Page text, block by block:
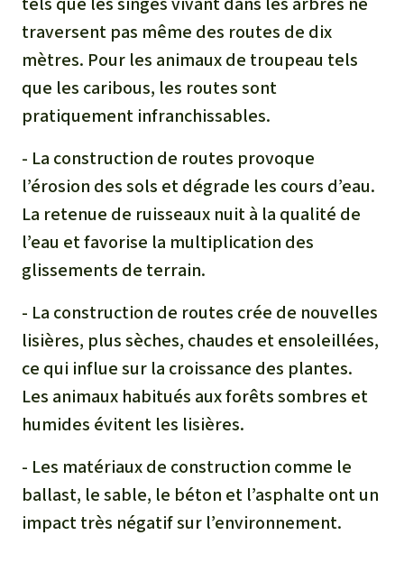
traversent pas même des routes de dix
mètres. Pour les animaux de troupeau tels
que les caribous, les routes sont
pratiquement infranchissables.
- La construction de routes provoque
l’érosion des sols et dégrade les cours d’eau.
La retenue de ruisseaux nuit à la qualité de
l’eau et favorise la multiplication des
glissements de terrain.
- La construction de routes crée de nouvelles
lisières, plus sèches, chaudes et ensoleillées,
ce qui influe sur la croissance des plantes.
Les animaux habitués aux forêts sombres et
humides évitent les lisières.
- Les matériaux de construction comme le
ballast, le sable, le béton et l’asphalte ont un
impact très négatif sur l’environnement.